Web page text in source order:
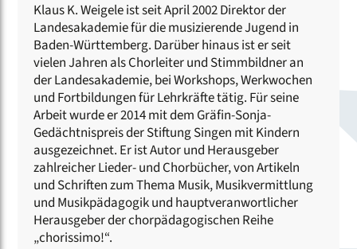
Klaus K. Weigele ist seit April 2002 Direktor der
Landesakademie für die musizierende Jugend in
Baden-Württemberg. Darüber hinaus ist er seit
vielen Jahren als Chorleiter und Stimmbildner an
der Landesakademie, bei Workshops, Werkwochen
und Fortbildungen für Lehrkräfte tätig. Für seine
Arbeit wurde er 2014 mit dem Gräfin-Sonja-
Gedächtnispreis der Stiftung Singen mit Kindern
ausgezeichnet. Er ist Autor und Herausgeber
zahlreicher Lieder- und Chorbücher, von Artikeln
und Schriften zum Thema Musik, Musikvermittlung
und Musikpädagogik und hauptveranwortlicher
Herausgeber der chorpädagogischen Reihe
„chorissimo!“.